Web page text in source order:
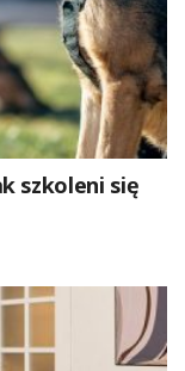
szkoleni się